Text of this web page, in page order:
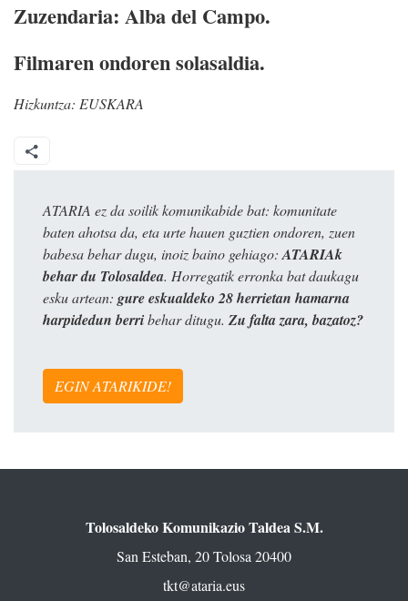
Zuzendaria: Alba del Campo.
Filmaren ondoren solasaldia.
Hizkuntza: EUSKARA
ATARIA ez da soilik komunikabide bat: komunitate
baten ahotsa da, eta urte hauen guztien ondoren, zuen
babesa behar dugu, inoiz baino gehiago:ATARIAk
behar du Tolosaldea. Horregatik erronka bat daukagu
esku artean: gure eskualdeko 28 herrietan hamarna
harpidedun berribehar ditugu. Zu falta zara, bazatoz?
EGIN ATARIKIDE!
Tolosaldeko Komunikazio Taldea S.M.
San Esteban, 20 Tolosa 20400
tkt@ataria.eus